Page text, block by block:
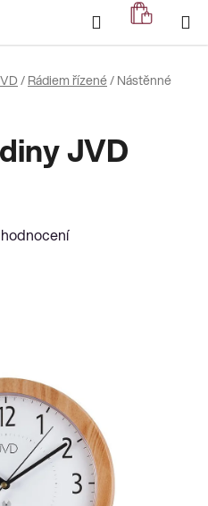
Hledat
KOŠÍK
/ Rádiem řízené/ Nástěnné
JVD